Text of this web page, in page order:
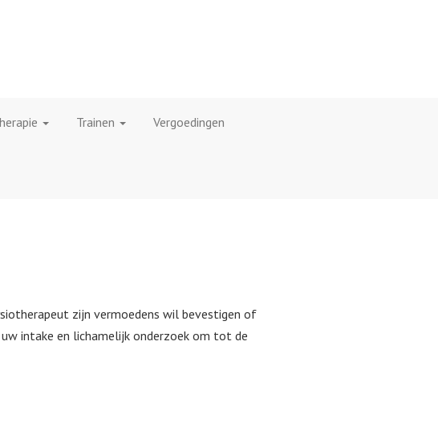
Trainen Vergoedingen
zijn vermoedens wil bevestigen of
intake en lichamelijk onderzoek om tot de